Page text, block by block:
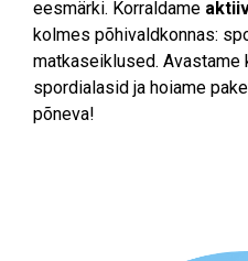
eesmärki. Korraldame
kolmes põhivaldkonnas:
matkaseiklused. Avastame
spordialasid ja hoiame
põneva!